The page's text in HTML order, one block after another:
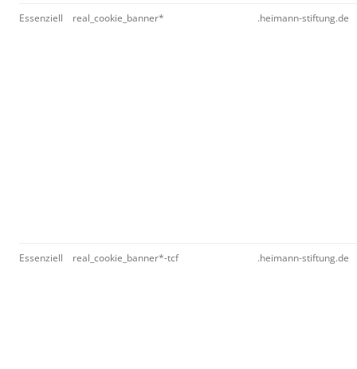
Essenziell real_cookie_banner* .heimann-stiftung.de
Essenziell real_cookie_banner*-tcf .heimann-stiftung.de